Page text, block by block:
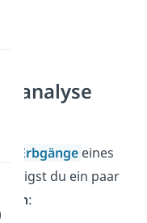
Erbgänge eines
du ein paar
: